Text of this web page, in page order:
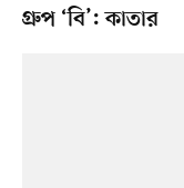
গ্রুপ ‘বি’: কাতার